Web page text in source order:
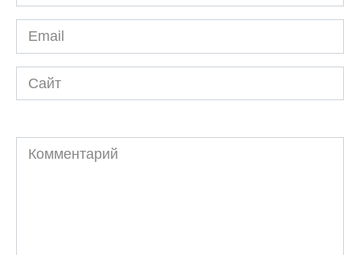
*
Email
*
Сайт
Комментарий